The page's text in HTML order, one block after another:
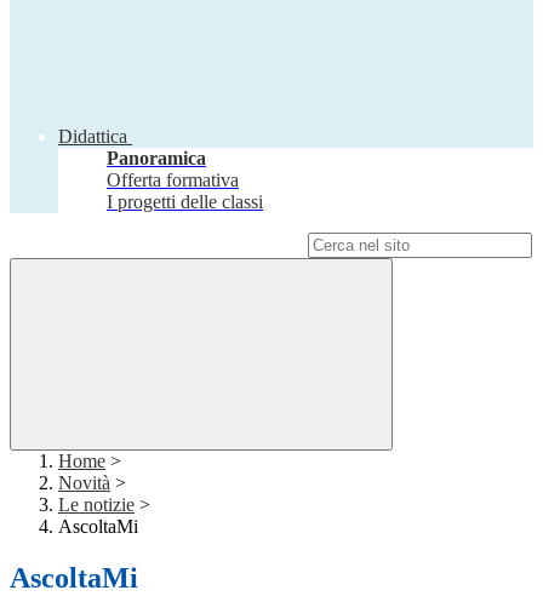
Didattica
Panoramica
Offerta formativa
I progetti delle classi
Home >
Novità >
Le notizie >
AscoltaMi
AscoltaMi